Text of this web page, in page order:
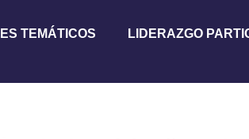
TEMÁTICOS LIDERAZGO